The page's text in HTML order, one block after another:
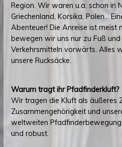
Region. Wir waren u.a. schon in
Griechenland, Korsika, Polen…
Abenteuer! Die Anreise ist meist
bewegen wir uns nur zu Fuß
Verkehrsmitteln vorwärts. Alles
unsere Rucksäcke.
Warum tragt ihr Pfadfinderkluft?
Wir tragen die Kluft als äußeres
Zusammengehörigkeit und
weltweiten
und robust.